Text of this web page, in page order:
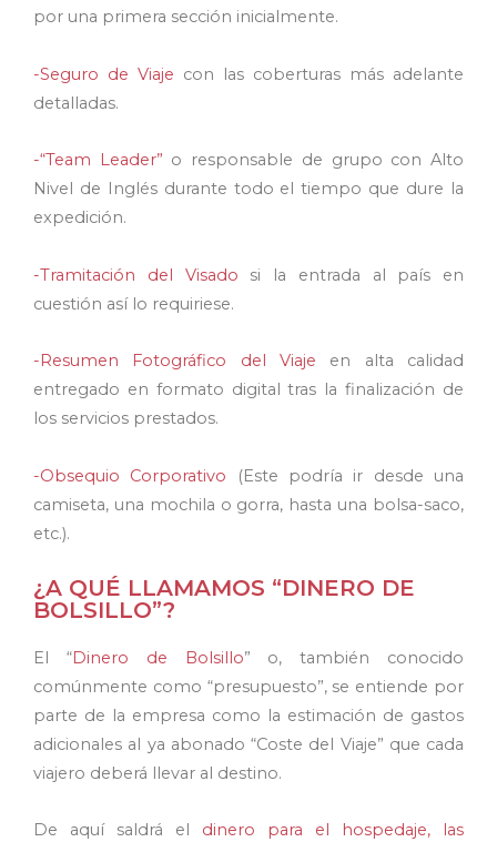
por una primera sección inicialmente.
-Seguro de Viaje con las coberturas más adelante
detalladas.
-“Team Leader” o responsable de grupo con Alto
Nivel de Inglés durante todo el tiempo que dure la
expedición.
-Tramitación del Visado si la entrada al país en
cuestión así lo requiriese.
-Resumen Fotográfico del Viaje en alta calidad
entregado en formato digital tras la finalización de
los servicios prestados.
-Obsequio Corporativo (Este podría ir desde una
camiseta, una mochila o gorra, hasta una bolsa-saco,
etc.).
¿A QUÉ LLAMAMOS “DINERO DE
BOLSILLO”?
El “Dinero de Bolsillo” o, también conocido
comúnmente como “presupuesto”, se entiende por
parte de la empresa como la estimación de gastos
adicionales al ya abonado “Coste del Viaje” que cada
viajero deberá llevar al destino.
De aquí saldrá el dinero para el hospedaje, las